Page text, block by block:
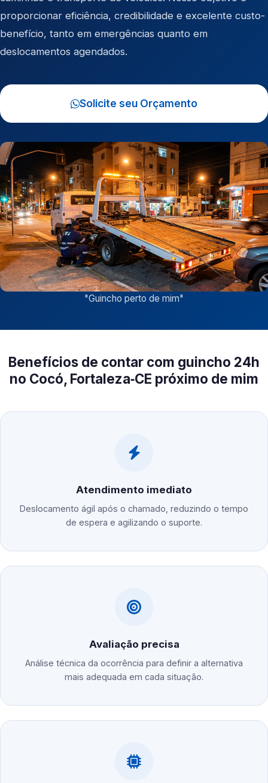
proporcionar eficiência, credibilidade e excelente custo-
benefício, tanto em emergências quanto em
deslocamentos agendados.
Solicite seu Orçamento
"Guincho perto de mim"
Benefícios de contar com guincho 24h
no Cocó, Fortaleza‑CE próximo de mim
Atendimento imediato
Deslocamento ágil após o chamado, reduzindo o tempo
de espera e agilizando o suporte.
Avaliação precisa
Análise técnica da ocorrência para definir a alternativa
mais adequada em cada situação.